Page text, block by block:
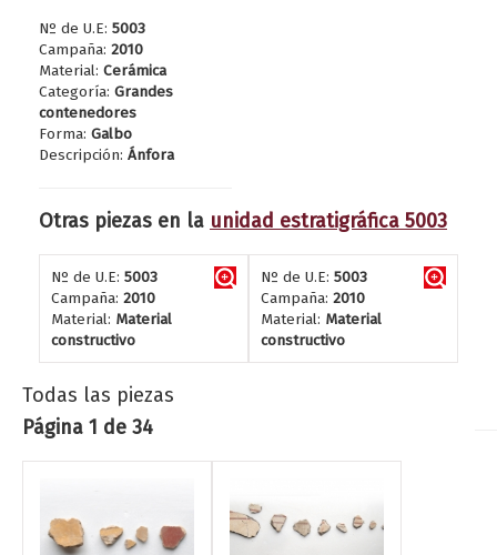
Nº de U.E: 5003
Campaña: 2010
Material: Cerámica
Categoría: Grandes
contenedores
Forma: Galbo
Descripción: Ánfora
Otras piezas en la unidad estratigráfica 5003
Nº de U.E: 5003
Campaña: 2010
Material: Material
constructivo
Nº de U.E: 5003
Campaña: 2010
Material: Material
constructivo
Todas las piezas
Página 1 de 34